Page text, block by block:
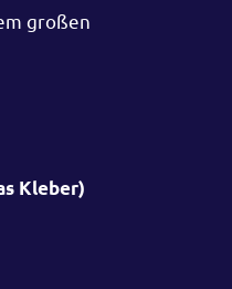
großen
Kleber)